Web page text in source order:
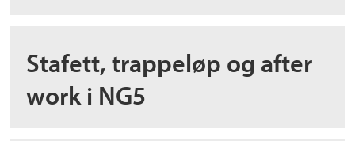
Stafett, trappeløp og after
work i NG5